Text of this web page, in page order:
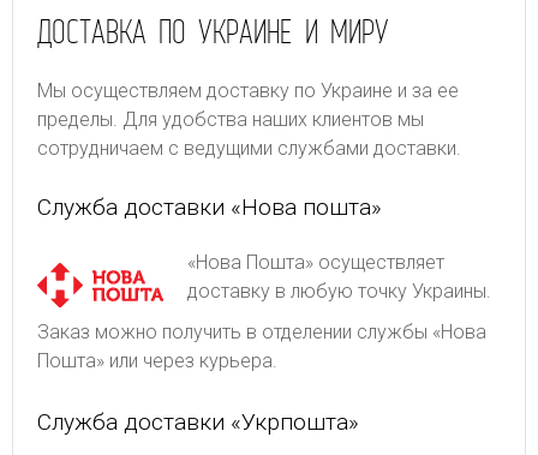
ДОСТАВКА ПО УКРАИНЕ И МИРУ
Мы осуществляем доставку по Украине и за ее
пределы. Для удобства наших клиентов мы
сотрудничаем с ведущими службами доставки.
Служба доставки «Нова пошта»
«Нова Пошта» осуществляет
доставку в любую точку Украины.
Заказ можно получить в отделении службы «Нова
Пошта» или через курьера.
Служба доставки «Укрпошта»